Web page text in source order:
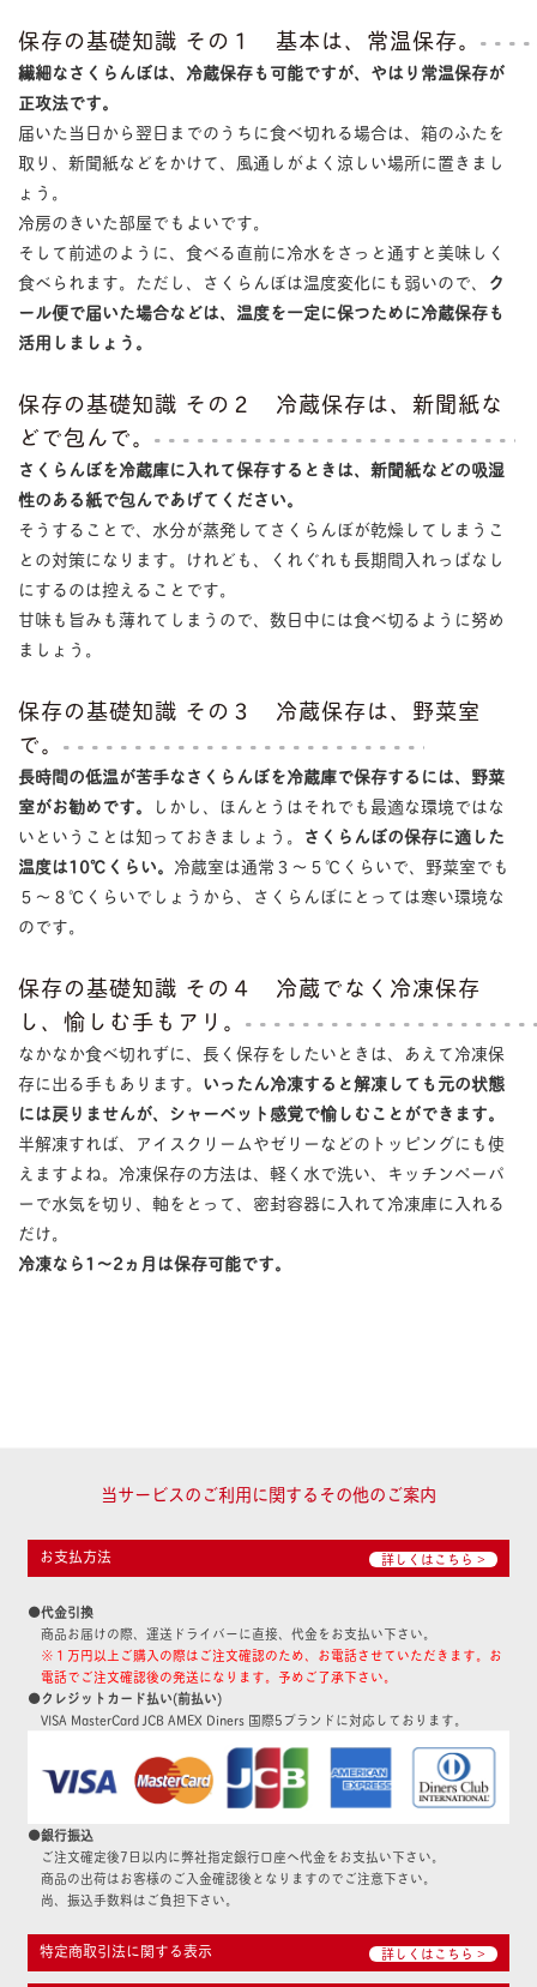
保存の基礎知識 その１ 基本は、常温保存。
繊細なさくらんぼは、冷蔵保存も可能ですが、やはり常温保存が
正攻法です。
届いた当日から翌日までのうちに食べ切れる場合は、箱のふたを
取り、新聞紙などをかけて、風通しがよく涼しい場所に置きまし
ょう。
冷房のきいた部屋でもよいです。
そして前述のように、食べる直前に冷水をさっと通すと美味しく
食べられます。ただし、さくらんぼは温度変化にも弱いので、 ク
ール便で届いた場合などは、温度を一定に保つために冷蔵保存も
活用しましょう。
保存の基礎知識 その２ 冷蔵保存は、新聞紙な
どで包んで。
さくらんぼを冷蔵庫に入れて保存するときは、新聞紙などの吸湿
性のある紙で包んであげてください。
そうすることで、水分が蒸発してさくらんぼが乾燥してしまうこ
との対策になります。けれども、くれぐれも長期間入れっぱなし
にするのは控えることです。
甘味も旨みも薄れてしまうので、数日中には食べ切るように努め
ましょう。
保存の基礎知識 その３ 冷蔵保存は、野菜室
で。
長時間の低温が苦手なさくらんぼを冷蔵庫で保存するには、野菜
室がお勧めです。
しかし、ほんとうはそれでも最適な環境ではな
いということは知っておきましょう。 さくらんぼの保存に適した
温度は10℃くらい。 冷蔵室は通常３〜５℃くらいで、野菜室でも
５〜８℃くらいでしょうから、さくらんぼにとっては寒い環境な
のです。
保存の基礎知識 その４ 冷蔵でなく冷凍保存
し、愉しむ手もアリ。
なかなか食べ切れずに、長く保存をしたいときは、あえて冷凍保
存に出る手もあります。 いったん冷凍すると解凍しても元の状態
には戻りませんが、シャーベット感覚で愉しむことができます。
半解凍すれば、アイスクリームやゼリーなどのトッピングにも使
えますよね。冷凍保存の方法は、軽く水で洗い、キッチンペーパ
ーで水気を切り、軸をとって、密封容器に入れて冷凍庫に入れる
だけ。
冷凍なら1〜2ヵ月は保存可能です。
当サービスのご利用に関するその他のご案内
お支払方法 詳しくはこちら >
●代金引換
商品お届けの際、運送ドライバーに直接、代金をお支払い下さい。
※１万円以上ご購入の際はご注文確認のため、お電話させていただきます。お
電話でご注文確認後の発送になります。予めご了承下さい。
●クレジットカード払い(前払い)
VISA MasterCard JCB AMEX Diners 国際5ブランドに対応しております。
●銀行振込
ご注文確定後7日以内に弊社指定銀行口座へ代金をお支払い下さい。
商品の出荷はお客様のご入金確認後となりますのでご注意下さい。
尚、振込手数料はご負担下さい。
特定商取引法に関する表示 詳しくはこちら >